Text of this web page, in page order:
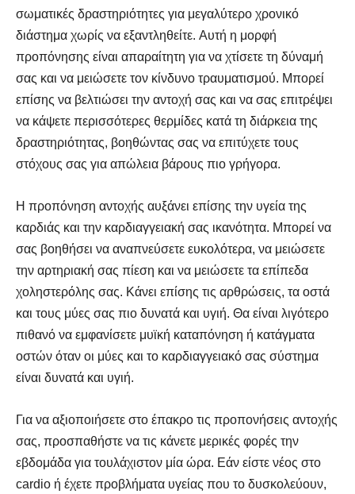
σωματικές δραστηριότητες για μεγαλύτερο χρονικό
διάστημα χωρίς να εξαντληθείτε. Αυτή η μορφή
προπόνησης είναι απαραίτητη για να χτίσετε τη δύναμή
σας και να μειώσετε τον κίνδυνο τραυματισμού. Μπορεί
επίσης να βελτιώσει την αντοχή σας και να σας επιτρέψει
να κάψετε περισσότερες θερμίδες κατά τη διάρκεια της
δραστηριότητας, βοηθώντας σας να επιτύχετε τους
στόχους σας για απώλεια βάρους πιο γρήγορα.
Η προπόνηση αντοχής αυξάνει επίσης την υγεία της
καρδιάς και την καρδιαγγειακή σας ικανότητα. Μπορεί να
σας βοηθήσει να αναπνεύσετε ευκολότερα, να μειώσετε
την αρτηριακή σας πίεση και να μειώσετε τα επίπεδα
χοληστερόλης σας. Κάνει επίσης τις αρθρώσεις, τα οστά
και τους μύες σας πιο δυνατά και υγιή. Θα είναι λιγότερο
πιθανό να εμφανίσετε μυϊκή καταπόνηση ή κατάγματα
οστών όταν οι μύες και το καρδιαγγειακό σας σύστημα
είναι δυνατά και υγιή.
Για να αξιοποιήσετε στο έπακρο τις προπονήσεις αντοχής
σας, προσπαθήστε να τις κάνετε μερικές φορές την
εβδομάδα για τουλάχιστον μία ώρα. Εάν είστε νέος στο
cardio ή έχετε προβλήματα υγείας που το δυσκολεύουν,